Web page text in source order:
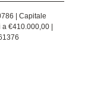
| Capitale
€410.000,00 |